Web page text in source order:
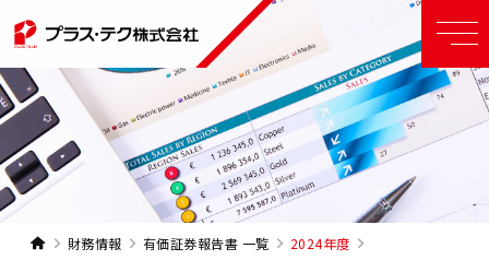
財務情報 有価証券報告書 一覧 2024年度